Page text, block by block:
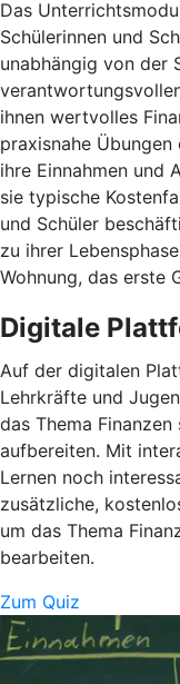
Das
Schülerinnen und
unabhängig von der
ihnen wertvolles
praxisnahe
ihre Einnahmen und
sie typische
und Schüler
zu ihrer
Wohnung, das erste
Digitale
Auf der digitalen
Lehrkräfte und
das Thema
aufbereiten. Mit
Lernen noch
zusätzliche,
um das Thema
bearbeiten.
Zum Quiz